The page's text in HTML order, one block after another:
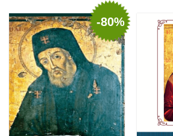
Stoc epuizat-80%